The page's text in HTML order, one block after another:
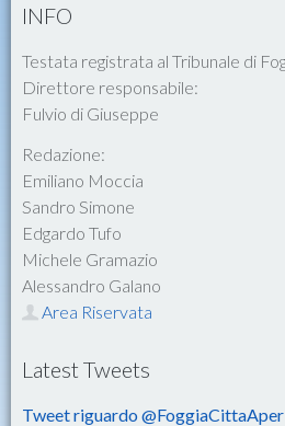
INFO
Testata registrata al Tribunale di
Direttore responsabile:
Fulvio di Giuseppe
Redazione:
Emiliano Moccia
Sandro Simone
Edgardo Tufo
Michele Gramazio
Alessandro Galano
Area Riservata
Latest Tweets
Tweet riguardo @FoggiaCittaAper